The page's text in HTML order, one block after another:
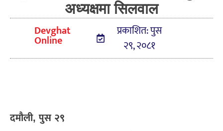
अध्यक्षमा सिलवाल
Devghat
Online
प्रकाशित: पुस
२९, २०८१
दमौली, पुस २९